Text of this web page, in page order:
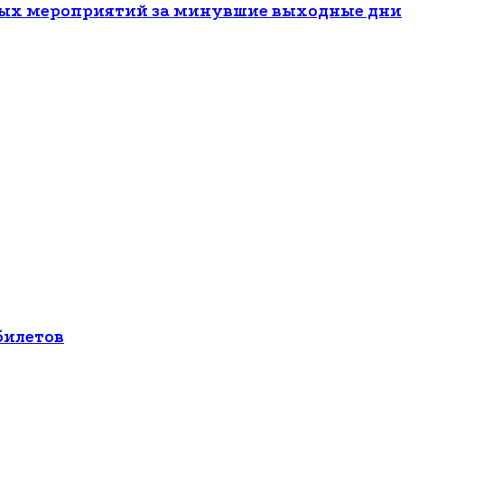
мероприятий за минувшие выходные дни